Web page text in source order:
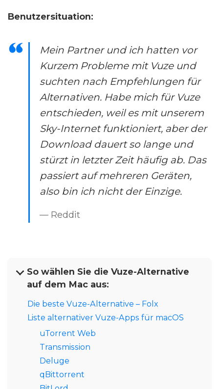
Benutzersituation:
Mein Partner und ich hatten vor
Kurzem Probleme mit Vuze und
suchten nach Empfehlungen für
Alternativen. Habe mich für Vuze
entschieden, weil es mit unserem
Sky-Internet funktioniert, aber der
Download dauert so lange und
stürzt in letzter Zeit häufig ab. Das
passiert auf mehreren Geräten,
also bin ich nicht der Einzige.
— Reddit
So wählen Sie die Vuze-Alternative
auf dem Mac aus:
Die beste Vuze-Alternative – Folx
Liste alternativer Vuze-Apps für macOS
uTorrent Web
Transmission
Deluge
qBittorrent